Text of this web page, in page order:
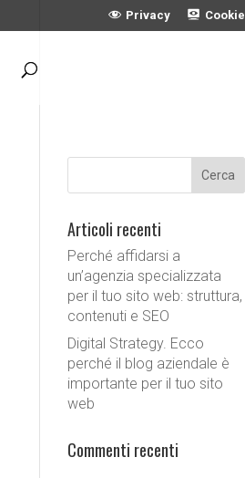
Privacy Cookie
Articoli recenti
Perché affidarsi a
un’agenzia specializzata
per il tuo sito web: struttura,
contenuti e SEO
Digital Strategy. Ecco
perché il blog aziendale è
importante per il tuo sito
web
Commenti recenti